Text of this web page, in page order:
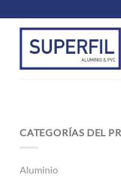
al
contenido
CATEGORÍAS DEL
Aluminio